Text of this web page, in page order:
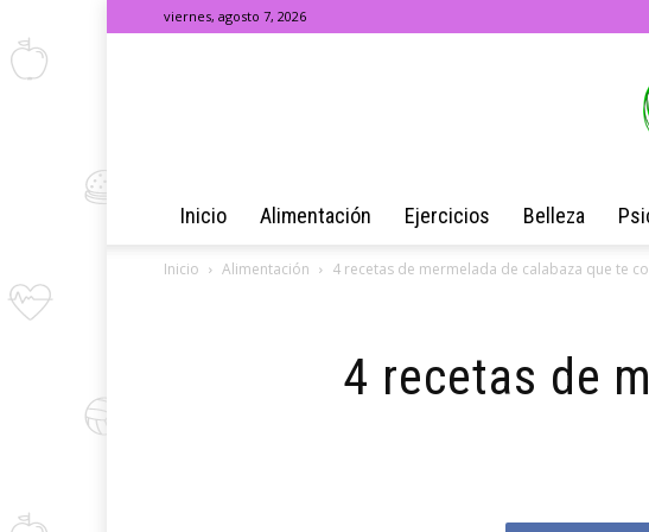
viernes, agosto 7, 2026
Inicio Alimentación Ejercicios Belleza
Inicio Alimentación 4 recetas de mermelada de calabaza que te
4 recetas de